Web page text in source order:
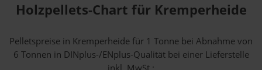
Holzpellets-Chart für Kremperheide
Pelletspreise in Kremperheide für 1 Tonne bei Abnahmevon
6 Tonnen in DINplus-/ENplus-Qualität bei einer Lieferstelle